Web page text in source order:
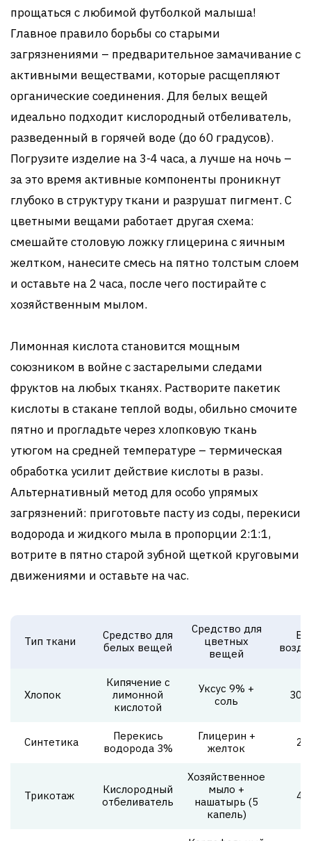
прощаться с любимой футболкой малыша!
Главное правило борьбы со старыми
загрязнениями – предварительное замачивание с
активными веществами, которые расщепляют
органические соединения. Для белых вещей
идеально подходит кислородный отбеливатель,
разведенный в горячей воде (до 60 градусов).
Погрузите изделие на 3-4 часа, а лучше на ночь –
за это время активные компоненты проникнут
глубоко в структуру ткани и разрушат пигмент. С
цветными вещами работает другая схема:
смешайте столовую ложку глицерина с яичным
желтком, нанесите смесь на пятно толстым слоем
и оставьте на 2 часа, после чего постирайте с
хозяйственным мылом.
Лимонная кислота становится мощным
союзником в войне с застарелыми следами
фруктов на любых тканях. Растворите пакетик
кислоты в стакане теплой воды, обильно смочите
пятно и прогладьте через хлопковую ткань
утюгом на средней температуре – термическая
обработка усилит действие кислоты в разы.
Альтернативный метод для особо упрямых
загрязнений: приготовьте пасту из соды, перекиси
водорода и жидкого мыла в пропорции 2:1:1,
вотрите в пятно старой зубной щеткой круговыми
движениями и оставьте на час.
Тип ткани
Средство для
белых вещей
Средство для
цветных
вещей
Хлопок
Кипячение с
лимонной
кислотой
Уксус 9% +
соль
30
Синтетика
Перекись
водорода 3%
Глицерин +
желток
2
Трикотаж
Кислородный
отбеливатель
Хозяйственное
мыло +
нашатырь (5
капель)
4